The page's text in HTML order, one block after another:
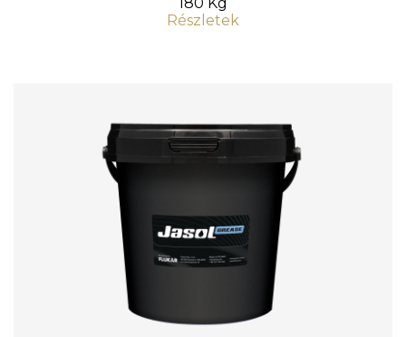
Részletek